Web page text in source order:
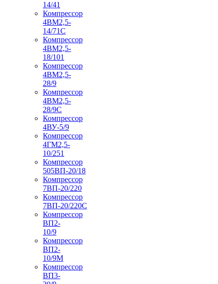
14/41
Компрессор
4ВМ2,5-
14/71C
Компрессор
4ВМ2,5-
18/101
Компрессор
4ВМ2,5-
28/9
Компрессор
4ВМ2,5-
28/9С
Компрессор
4ВУ-5/9
Компрессор
4ГМ2,5-
10/251
Компрессор
505ВП-20/18
Компрессор
7ВП-20/220
Компрессор
7ВП-20/220С
Компрессор
ВП2-
10/9
Компрессор
ВП2-
10/9М
Компрессор
ВП3-